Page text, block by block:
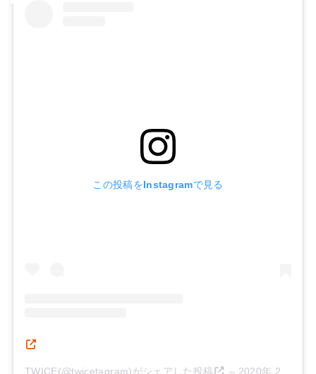
この投稿をInstagramで見る
TWICE(@twicetagram)がシェアした投稿 – 2020年 2月月27日午前12時29分PST